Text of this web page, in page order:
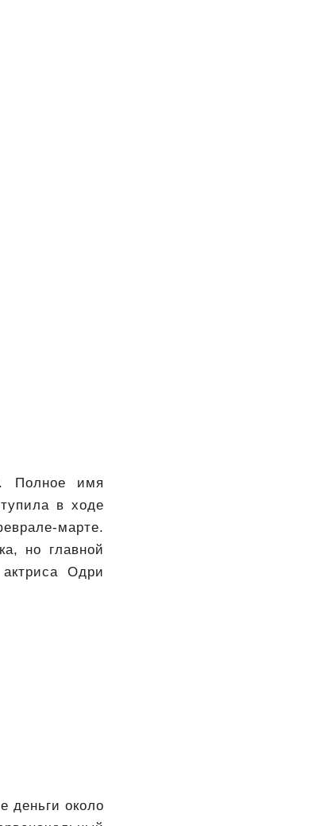
Полное имя
в ходе
марте.
но главной
Одри
деньги около